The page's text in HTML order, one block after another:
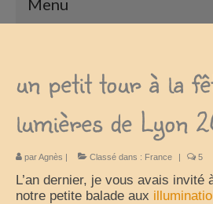
Présentation
Qui sommes nous ?
Nos Camping-Cars
Notre matériel
un petit tour à la
lumières de Lyon
parAgnès | Classé dans : France | 5
L’an dernier, je vous avais invité
notre petite balade aux